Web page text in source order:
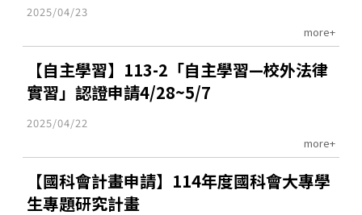
2025/04/23
more+
【自主學習】113-2「自主學習—校外法律
實習」認證申請4/28~5/7
2025/04/22
more+
【國科會計畫申請】114年度國科會大專學
生專題研究計畫